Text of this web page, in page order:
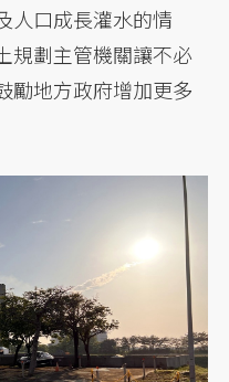
人口成長灌水的情
規劃主管機關讓不必
勵地方政府增加更多